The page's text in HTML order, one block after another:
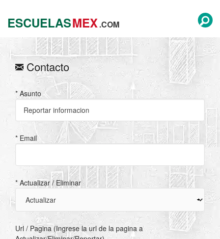
ESCUELASMEX.COM
Contacto
* Asunto
* Email
* Actualizar / Eliminar
Url / Pagina (Ingrese la url de la pagina a